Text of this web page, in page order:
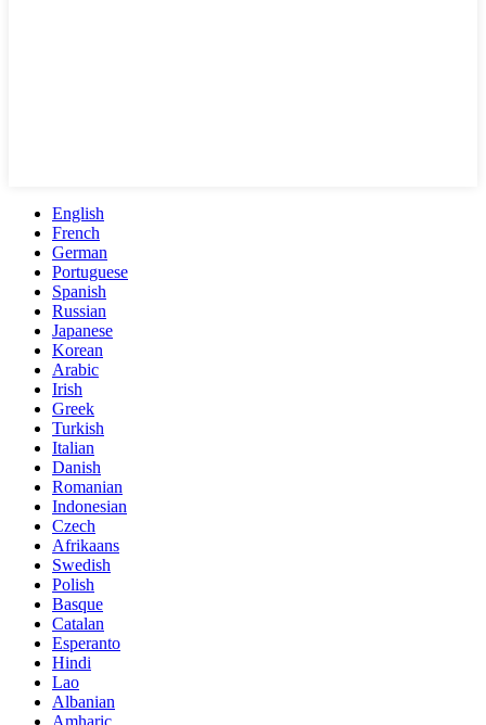
English
French
German
Portuguese
Spanish
Russian
Japanese
Korean
Arabic
Irish
Greek
Turkish
Italian
Danish
Romanian
Indonesian
Czech
Afrikaans
Swedish
Polish
Basque
Catalan
Esperanto
Hindi
Lao
Albanian